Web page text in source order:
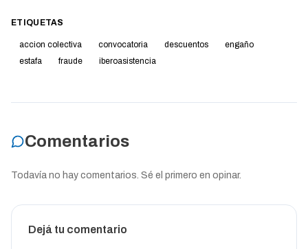
ETIQUETAS
accion colectiva convocatoria descuentos
engaño
estafa
fraude iberoasistencia
Comentarios
Todavía no hay comentarios. Sé el primero en opinar.
Dejá tu comentario